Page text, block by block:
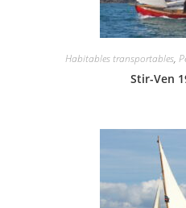
Habitables transportables,
Stir-Ven